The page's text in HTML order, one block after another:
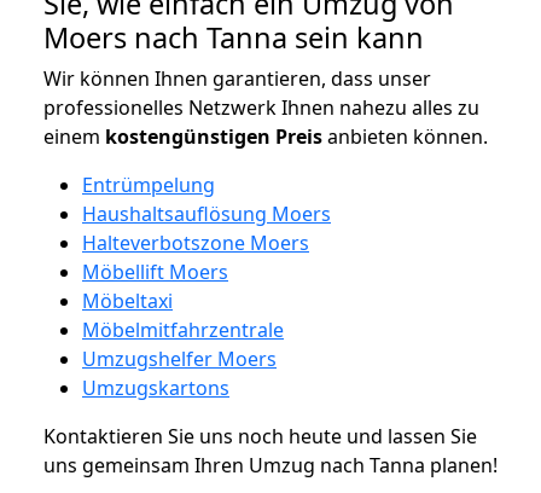
Moers nach Tanna sein kann
Wir können Ihnen garantieren, dass unser
professionelles Netzwerk Ihnen nahezu alles zu
einem kostengünstigen Preisanbieten können.
Entrümpelung
Haushaltsauflösung Moers
Halteverbotszone Moers
Möbellift Moers
Möbeltaxi
Möbelmitfahrzentrale
Umzugshelfer Moers
Umzugskartons
Kontaktieren Sie uns noch heute und lassen Sie
uns gemeinsam Ihren Umzug nach Tanna planen!